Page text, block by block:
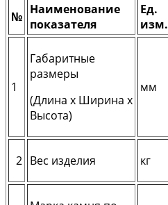
№ Наименование
показателя
Ед.
изм.
1
Габаритные
размеры
(Длина х Ширина х
Высота)
мм
2 Вес изделия кг